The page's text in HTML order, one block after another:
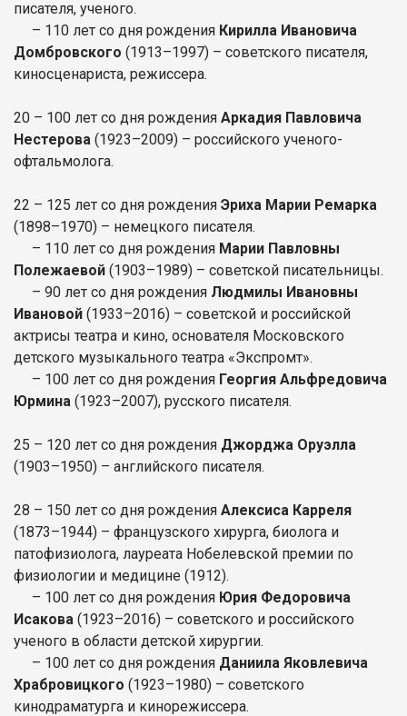
писателя, ученого.
– 110 лет со дня рождения Кирилла Ивановича
Домбровского (1913–1997) – советского писателя,
киносценариста, режиссера.
20 – 100 лет со дня рождения Аркадия Павловича
Нестерова (1923–2009) – российского ученого-
офтальмолога.
22 – 125 лет со дня рождения Эриха Марии Ремарка
(1898–1970) – немецкого писателя.
– 110 лет со дня рождения Марии Павловны
Полежаевой (1903–1989) – советской писательницы.
– 90 лет со дня рождения Людмилы Ивановны
Ивановой (1933–2016) – советской и российской
актрисы театра и кино, основателя Московского
детского музыкального театра «Экспромт».
– 100 лет со дня рождения Георгия Альфредовича
Юрмина (1923–2007), русского писателя.
25 – 120 лет со дня рождения Джорджа Оруэлла
(1903–1950) – английского писателя.
28 – 150 лет со дня рождения Алексиса Карреля
(1873–1944) – французского хирурга, биолога и
патофизиолога, лауреата Нобелевской премии по
физиологии и медицине (1912).
– 100 лет со дня рождения Юрия Федоровича
Исакова (1923–2016) – советского и российского
ученого в области детской хирургии.
– 100 лет со дня рождения Даниила Яковлевича
Храбровицкого (1923–1980) – советского
кинодраматурга и кинорежиссера.